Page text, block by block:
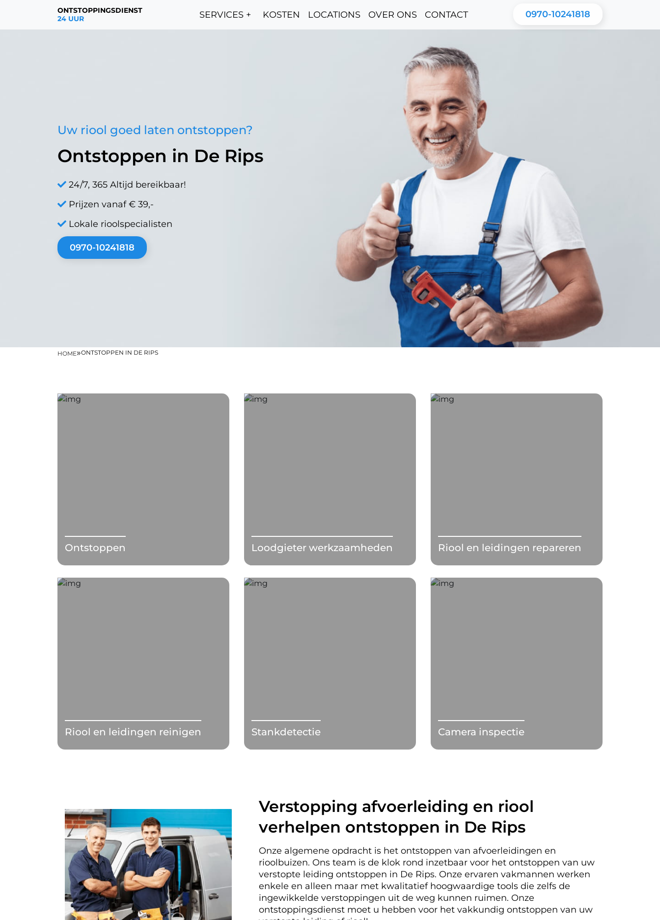
ONTSTOPPINGSDIENST
24 UUR
SERVICES + KOSTEN LOCATIONS OVER ONS CONTACT 0970-10241818
Uw riool goed laten ontstoppen?
Ontstoppen in De Rips
24/7, 365 Altijd bereikbaar!
Prijzen vanaf € 39,-
Lokale rioolspecialisten
0970-10241818
HOME»ONTSTOPPEN IN DE RIPS
Ontstoppen Loodgieter werkzaamheden Riool en leidingen repareren
Riool en leidingen reinigen Stankdetectie Camera inspectie
Verstopping afvoerleiding en riool
verhelpen ontstoppen in De Rips
Onze algemene opdracht is het ontstoppen van afvoerleidingen en
rioolbuizen. Ons team is de klok rond inzetbaar voor het ontstoppen van uw
verstopte leiding ontstoppen in De Rips. Onze ervaren vakmannen werken
enkele en alleen maar met kwalitatief hoogwaardige tools die zelfs de
ingewikkelde verstoppingen uit de weg kunnen ruimen. Onze
ontstoppingsdienst moet u hebben voor het vakkundig ontstoppen van uw